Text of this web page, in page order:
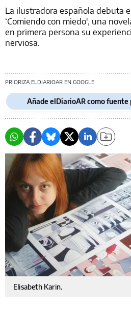
La ilustradora española debuta
‘Comiendo con miedo', una
en primera persona su
nerviosa.
PRIORIZA ELDIARIOAR EN GOOGLE
Añade elDiarioAR como fuente
Elisabeth Karin.